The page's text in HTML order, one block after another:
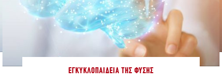
ΕΓΚΥΚΛΟΠΑΊΔΕΙΑ ΤΗΣ ΦΎΣΗΣ